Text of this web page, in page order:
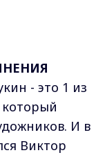
- это 1 из
И в
Виктор